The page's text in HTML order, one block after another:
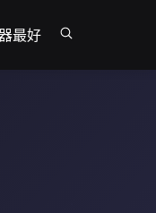
最好